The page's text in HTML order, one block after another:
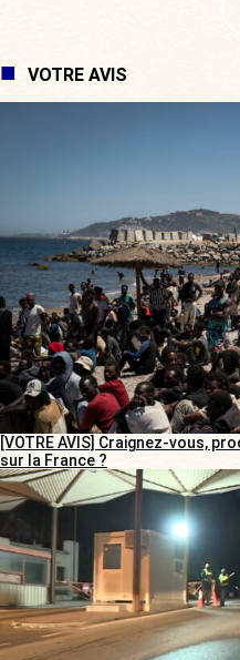
VOTRE AVIS
[VOTRE AVIS] Craignez-vous,
sur la France ?